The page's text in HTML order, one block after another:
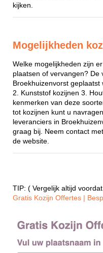
kijken.
Mogelijkheden
Welke mogelijkheden zijn
plaatsen of vervangen? De
Broekhuizenvorst geplaatst
2. Kunststof kozijnen 3.
kenmerken van deze
tot kozijnen kunt u
leveranciers in
graag bij. Neem contact
de website.
TIP: ( Vergelijk altijd
Gratis Kozijn Offertes |